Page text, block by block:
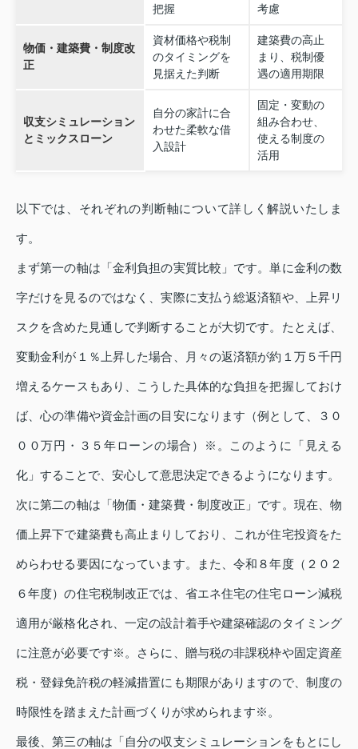
把握
考慮
物価・建築費・制度改
正
資材価格や税制
のタイミングを
見据えた判断
建築費の高止
まり、税制優
遇の適用期限
収支シミュレーション
とミックスローン
自分の家計に合
わせた柔軟な借
入設計
固定・変動の
組み合わせ、
使える制度の
活用
以下では、それぞれの判断軸について詳しく解説いたしま
す。
まず第一の軸は「金利負担の実質比較」です。単に金利の数
字だけを見るのではなく、実際に支払う総返済額や、上昇リ
スクを含めた見通しで判断することが大切です。たとえば、
変動金利が１％上昇した場合、月々の返済額が約１万５千円
増えるケースもあり、こうした具体的な負担を把握しておけ
ば、心の準備や資金計画の目安になります（例として、３０
００万円・３５年ローンの場合）※。このように「見える
化」することで、安心して意思決定できるようになります。
次に第二の軸は「物価・建築費・制度改正」です。現在、物
価上昇下で建築費も高止まりしており、これが住宅投資をた
めらわせる要因になっています。また、令和８年度（２０２
６年度）の住宅税制改正では、省エネ住宅の住宅ローン減税
適用が厳格化され、一定の設計着手や建築確認のタイミング
に注意が必要です※。さらに、贈与税の非課税枠や固定資産
税・登録免許税の軽減措置にも期限がありますので、制度の
時限性を踏まえた計画づくりが求められます※。
最後、第三の軸は「自分の収支シミュレーションをもとにし